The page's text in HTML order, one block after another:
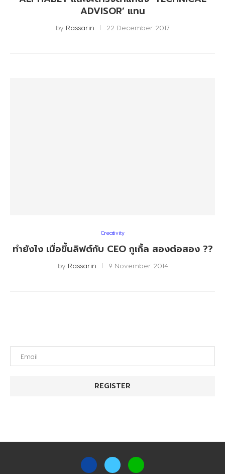
ADVISOR’ แทน
by Rassarin 22 December 2017
Creativity
ทำยังไง เมื่อขึ้นลิฟต์กับ CEO กูเกิ้ล สองต่อสอง ??
by Rassarin 9 November 2014